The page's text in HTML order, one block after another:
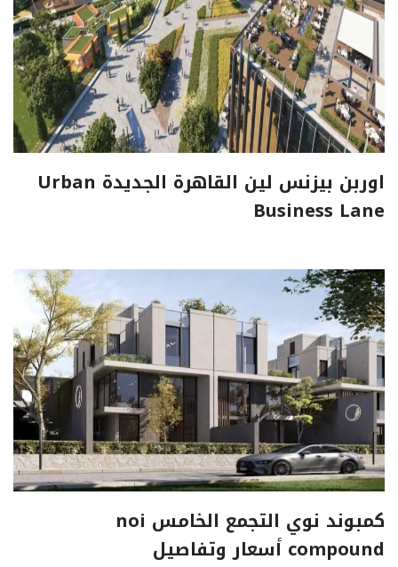
اوربن بيزنس لين القاهرة الجديدة Urban
Business Lane
كمبوند نوي التجمع الخامس noi
compound أسعار وتفاصيل